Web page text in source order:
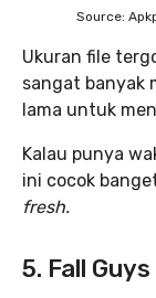
Source:
Ukuran file
sangat banyak
lama untuk
Kalau punya
ini cocok
fresh.
5. Fall Guys